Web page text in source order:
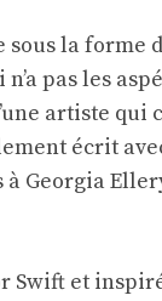
la forme
pas les
artiste qui
écrit
Georgia
Swift et